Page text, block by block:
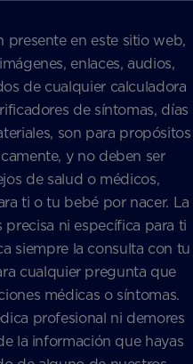
en este sitio web,
enlaces, audios,
de cualquier calculadora
de síntomas, días
son para propósitos
y no deben ser
de salud o médicos,
ti o tu bebé por nacer. La
ni específica para ti
siempre la consulta con tu
cualquier pregunta que
médicas o síntomas.
profesional ni demores
la información que hayas